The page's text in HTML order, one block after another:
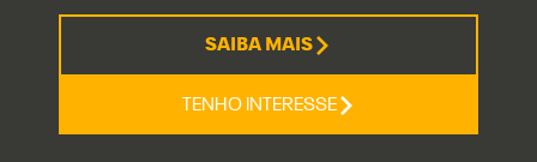
SAIBA MAIS
TENHO INTERESSE